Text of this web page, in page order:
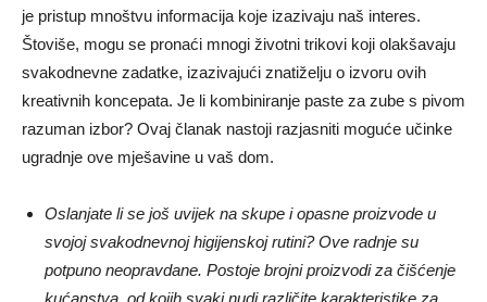
je pristup mnoštvu informacija koje izazivaju naš interes.
Štoviše, mogu se pronaći mnogi životni trikovi koji olakšavaju
svakodnevne zadatke, izazivajući znatiželju o izvoru ovih
kreativnih koncepata. Je li kombiniranje paste za zube s pivom
razuman izbor? Ovaj članak nastoji razjasniti moguće učinke
ugradnje ove mješavine u vaš dom.
Oslanjate li se još uvijek na skupe i opasne proizvode u
svojoj svakodnevnoj higijenskoj rutini? Ove radnje su
potpuno neopravdane. Postoje brojni proizvodi za čišćenje
kućanstva, od kojih svaki nudi različite karakteristike za